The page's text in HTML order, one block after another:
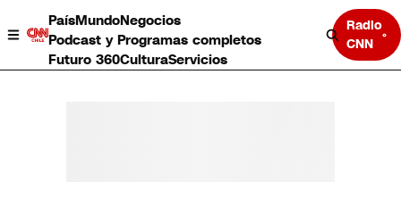
PaísMundoNegocios
Podcast y Programas completos
Futuro 360CulturaServicios
Radio
CNN